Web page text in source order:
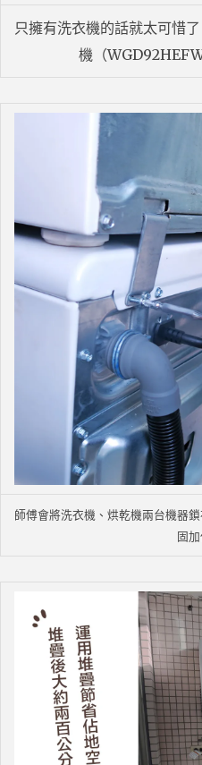
只擁有洗衣機的話就太可惜
機（
師傅會將洗衣機、烘乾機兩台機器
固加